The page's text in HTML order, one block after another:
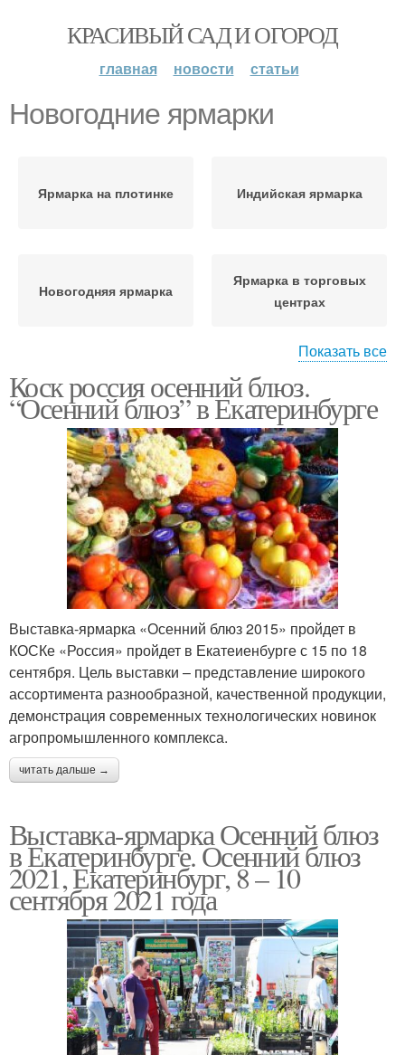
КРАСИВЫЙ САД И ОГОРОД
главная новости статьи
Новогодние ярмарки
Ярмарка на плотинке Индийская ярмарка
Новогодняя ярмарка
Ярмарка в торговых
центрах
ярмарка
Рождественские
ярмарки
Ярмарка в коске Православная ярмарка
Ярмарка в
екатеринбурге
Сельскохозяйственные
ярмарки
Рождественская
ярмарка
Ярмарка для садоводов
Садовая ярмарка
Ярмарки в минске
Показать все
Коск россия осенний блюз.
“Осенний блюз” в Екатеринбурге
Выставка-ярмарка «Осенний блюз 2015» пройдет в
КОСКе «Россия» пройдет в Екатеиенбурге с 15 по 18
сентября. Цель выставки – представление широкого
ассортимента разнообразной, качественной продукции,
демонстрация современных технологических новинок
агропромышленного комплекса.
читать дальше →
Выставка-ярмарка Осенний блюз
в Екатеринбурге. Осенний блюз
2021, Екатеринбург, 8 – 10
сентября 2021 года